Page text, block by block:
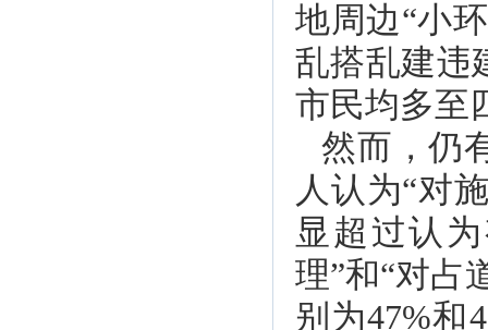
地周边“小
乱搭乱建违
市民均多至
然而，仍
人认为“对
显超过认
理”和“对占
别为47%和